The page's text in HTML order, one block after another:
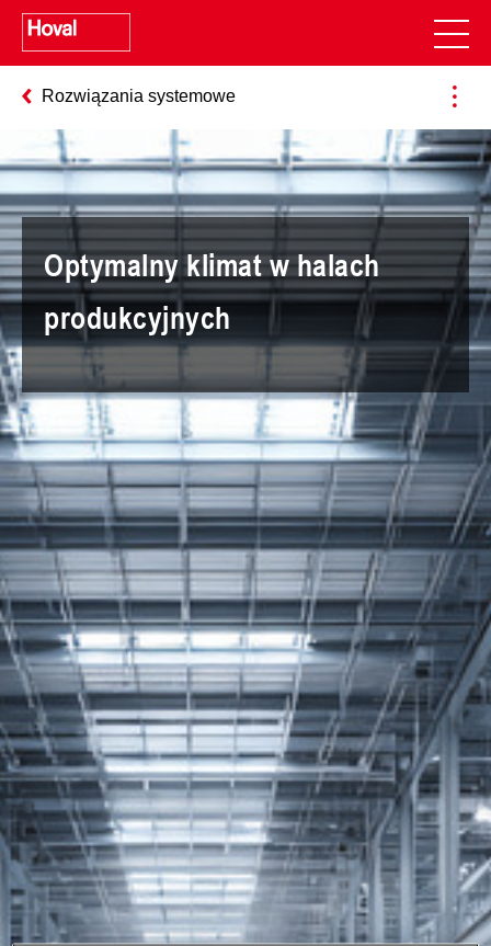
Rozwiązania systemowe
Optymalny klimat w halach
produkcyjnych